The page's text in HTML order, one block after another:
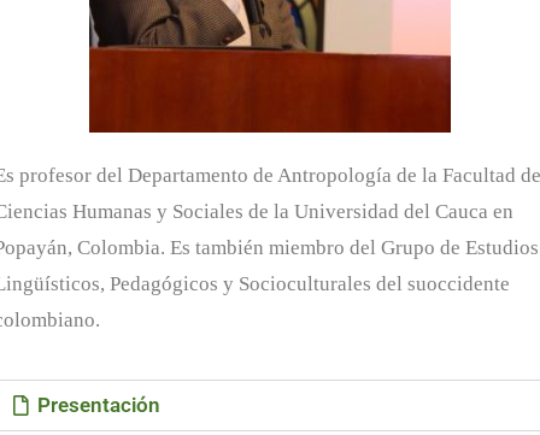
profesor del Departamento de Antropología de la Facultad de
Humanas y Sociales de la Universidad del Cauca en
Colombia. Es también miembro del Grupo de Estudios
Pedagógicos y Socioculturales del suoccidente
Presentación